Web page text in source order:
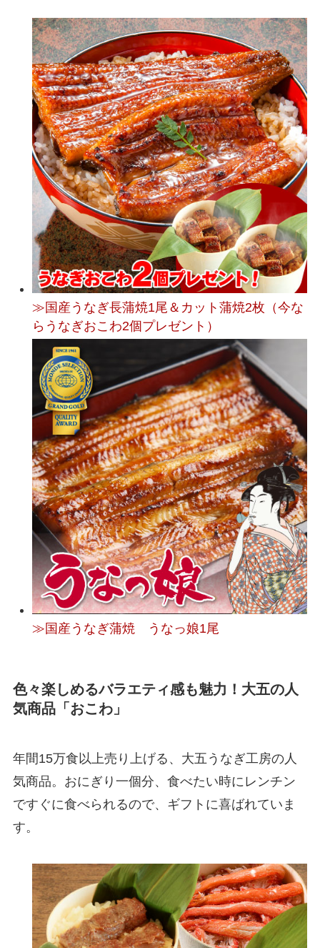
≫国産うなぎ長蒲焼1尾＆カット蒲焼2枚（今な
らうなぎおこわ2個プレゼント）
≫国産うなぎ蒲焼 うなっ娘1尾
色々楽しめるバラエティ感も魅力！大五の人
気商品「おこわ」
年間15万食以上売り上げる、大五うなぎ工房の人
気商品。おにぎり一個分、食べたい時にレンチン
ですぐに食べられるので、ギフトに喜ばれていま
す。